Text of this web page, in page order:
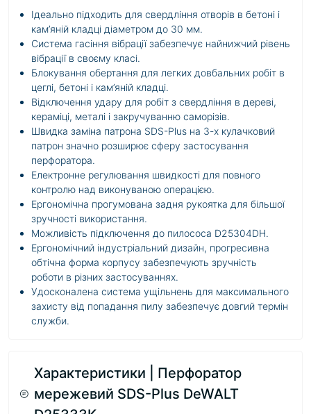
Ідеально підходить для свердління отворів в бетоні і
кам’яній кладці діаметром до 30 мм.
Система гасіння вібрації забезпечує найнижчий рівень
вібрації в своєму класі.
Блокування обертання для легких довбальних робіт в
цеглі, бетоні і кам’яній кладці.
Відключення удару для робіт з свердління в дереві,
кераміці, металі і закручуванню саморізів.
Швидка заміна патрона SDS-Plus на 3-х кулачковий
патрон значно розширює сферу застосування
перфоратора.
Електронне регулювання швидкості для повного
контролю над виконуваною операцією.
Ергономічна прогумована задня рукоятка для більшої
зручності використання.
Можливість підключення до пилососа D25304DH.
Ергономічний індустріальний дизайн, прогресивна
обтічна форма корпусу забезпечують зручність
роботи в різних застосуваннях.
Удосконалена система ущільнень для максимального
захисту від попадання пилу забезпечує довгий термін
служби.
Характеристики | Перфоратор
мережевий SDS-Plus DeWALT